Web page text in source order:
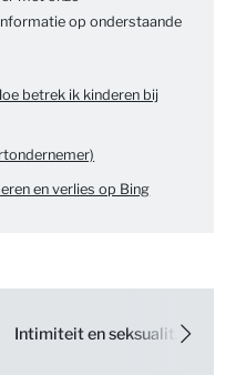
op onderstaande
betrek ik kinderen bij
en verlies op Bing
Intimiteit en seksualiteit